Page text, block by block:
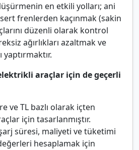
en etkili yolları; ani
frenlerden kaçınmak (sakin
düzenli olarak kontrol
ağırlıkları azaltmak ve
yaptırmaktır.
araçlar için de geçerli
ve TL bazlı olarak içten
için tasarlanmıştır.
süresi, maliyeti ve tüketimi
hesaplamak için